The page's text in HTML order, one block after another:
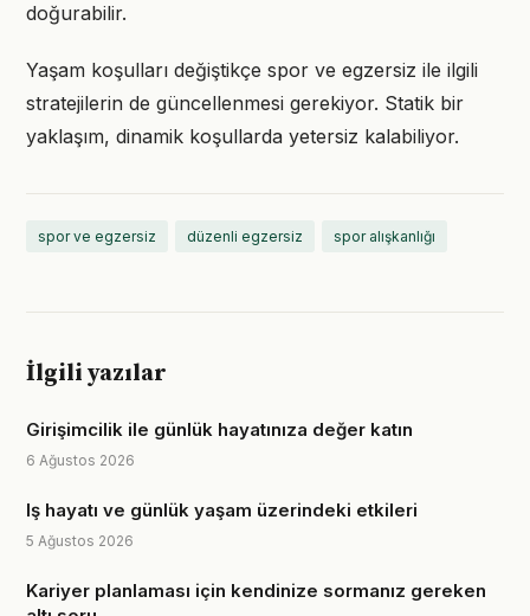
doğurabilir.
Yaşam koşulları değiştikçe spor ve egzersiz ile ilgili
stratejilerin de güncellenmesi gerekiyor. Statik bir
yaklaşım, dinamik koşullarda yetersiz kalabiliyor.
spor ve egzersiz düzenli egzersiz spor alışkanlığı
İlgili yazılar
Girişimcilik ile günlük hayatınıza değer katın
6 Ağustos 2026
Iş hayatı ve günlük yaşam üzerindeki etkileri
5 Ağustos 2026
Kariyer planlaması için kendinize sormanız gereken